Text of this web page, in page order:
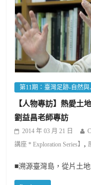
第11期：臺灣足跡-自然
【人物專訪】熱愛土
劉益昌老師專訪
2014 年 03 月 21 日
講座 * Exploration Series】 ,
■溯源臺灣島，從片土